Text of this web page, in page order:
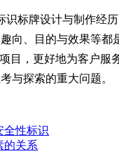
识标牌设计与制作经
向、目的与效果等
目，更好地为客户
与探索的重大问题。
全性标识
的关系